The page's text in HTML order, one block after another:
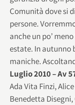
Comunità dove si
persone.
anche un po’
estate. In autunno
maniche.
Luglio 2010 – Av
Ada Vita Finzi,
Benedetta